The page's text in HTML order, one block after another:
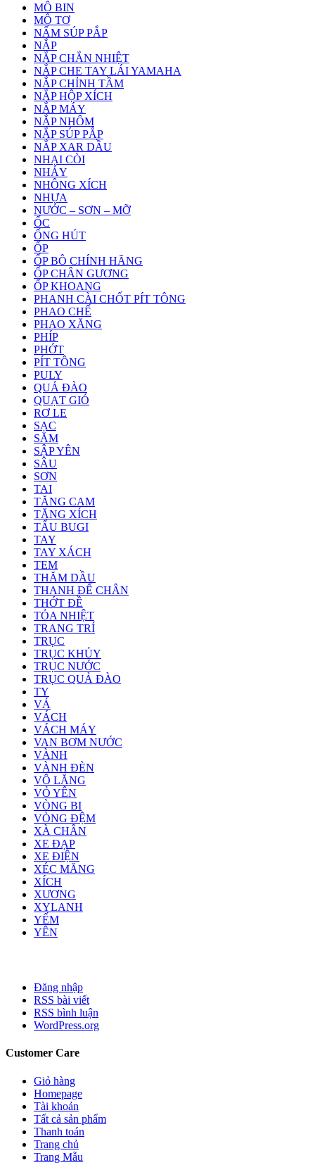
MÔ BIN
MÔ TƠ
NẤM SÚP PẮP
NẮP
NẮP CHẮN NHIỆT
NẮP CHE TAY LÁI YAMAHA
NẮP CHỈNH TẦM
NẮP HỘP XÍCH
NẮP MÁY
NẮP NHÔM
NẮP SÚP PẮP
NẮP XAR DẦU
NHẠI CÒI
NHÁY
NHÔNG XÍCH
NHỰA
NƯỚC – SƠN – MỠ
ỐC
ỐNG HÚT
ỐP
ỐP BÔ CHÍNH HÃNG
ỐP CHÂN GƯƠNG
ỐP KHOANG
PHANH CÀI CHỐT PÍT TÔNG
PHAO CHẾ
PHAO XĂNG
PHÍP
PHỚT
PÍT TÔNG
PULY
QUẢ ĐÀO
QUẠT GIÓ
RƠ LE
SẠC
SĂM
SẬP YÊN
SÂU
SƠN
TAI
TĂNG CAM
TĂNG XÍCH
TẨU BUGI
TAY
TAY XÁCH
TEM
THĂM DẦU
THANH ĐỂ CHÂN
THỚT ĐỀ
TỎA NHIỆT
TRANG TRÍ
TRỤC
TRỤC KHỦY
TRỤC NƯỚC
TRỤC QUẢ ĐÀO
TY
VÁ
VÁCH
VÁCH MÁY
VAN BƠM NƯỚC
VÀNH
VÀNH ĐÈN
VÔ LĂNG
VỎ YÊN
VÒNG BI
VÒNG ĐỆM
XÀ CHÂN
XE ĐẠP
XE ĐIỆN
XÉC MĂNG
XÍCH
XƯƠNG
XYLANH
YẾM
YÊN
Đăng nhập
RSS bài viết
RSS bình luận
WordPress.org
Customer Care
Giỏ hàng
Homepage
Tài khoản
Tất cả sản phẩm
Thanh toán
Trang chủ
Trang Mẫu